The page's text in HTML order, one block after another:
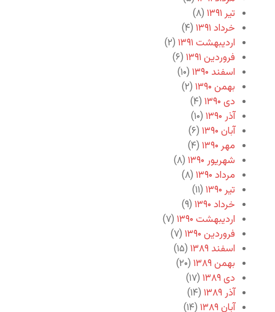
تیر ۱۳۹۱
(۸)
خرداد ۱۳۹۱
(۴)
اردیبهشت ۱۳۹۱
(۲)
فروردین ۱۳۹۱
(۶)
اسفند ۱۳۹۰
(۱۰)
بهمن ۱۳۹۰
(۲)
دی ۱۳۹۰
(۴)
آذر ۱۳۹۰
(۱۰)
آبان ۱۳۹۰
(۶)
مهر ۱۳۹۰
(۴)
شهریور ۱۳۹۰
(۸)
مرداد ۱۳۹۰
(۸)
تیر ۱۳۹۰
(۱۱)
خرداد ۱۳۹۰
(۹)
اردیبهشت ۱۳۹۰
(۷)
فروردین ۱۳۹۰
(۷)
اسفند ۱۳۸۹
(۱۵)
بهمن ۱۳۸۹
(۲۰)
دی ۱۳۸۹
(۱۷)
آذر ۱۳۸۹
(۱۴)
آبان ۱۳۸۹
(۱۴)